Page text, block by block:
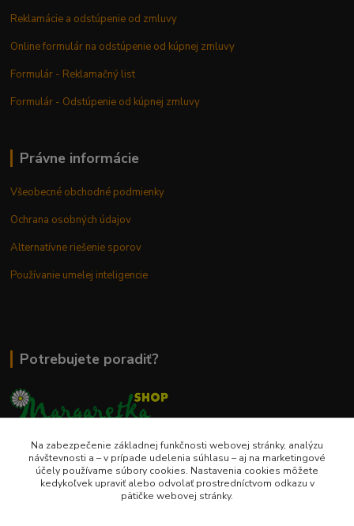
Reklamácie a odstúpenie od zmluvy
Online formulár na odstúpenie od kúpnej zmluvy
Formulár - Reklamačný list
Formulár - Odstúpenie od kúpnej zmluvy
Právne informácie
Všeobecné obchodné podmienky
Ochrana osobných údajov
Alternatívne riešenie sporov
Používanie umelej inteligencie
Potrebujete poradiť?
0948 236 042
info@margaretkashop.sk
Na zabezpečenie základnej funkčnosti webovej stránky, analýzu
návštevnosti a – v prípade udelenia súhlasu – aj na marketingové
účely používame súbory cookies. Nastavenia cookies môžete
kedykoľvek upraviť alebo odvolať prostredníctvom odkazu v
pätičke webovej stránky.